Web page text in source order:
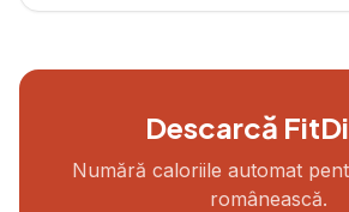
Descarcă
Numără caloriile automat
românească.